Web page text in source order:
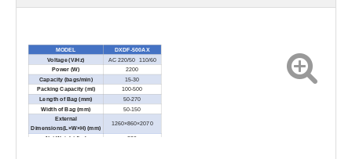
MODEL
DXDF-500AX
Voltage (V/Hz)
AC 220/50 110/60
Power (W)
2200
Capacity (bags/min)
15-30
Packing Capacity (ml)
100-500
Length of Bag (mm)
50-270
Width of Bag (mm)
50-150
External
Dimensions(L×W×H) (mm)
1260×860×2070
Net Weight (kg) 380